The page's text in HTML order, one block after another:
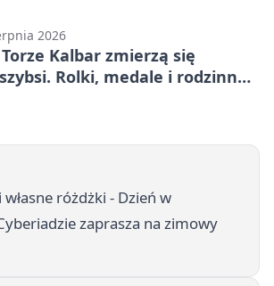
2026
Kalbar zmierzą się
Rolki, medale i rodzinna
różdżki - Dzień w
zaprasza na zimowy